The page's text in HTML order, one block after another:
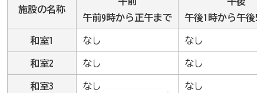
施設の名称
午前9時から正午まで
午後1時から午後5
和室1 なし なし
和室2 なし なし
和室3 なし なし